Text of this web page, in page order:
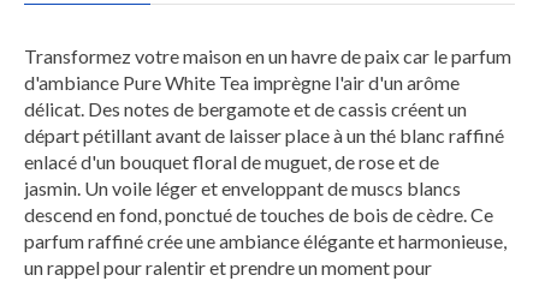
Transformez votre maison en un havre de paix car le parfum
d'ambiance Pure White Tea imprègne l'air d'un arôme
délicat. Des notes de bergamote et de cassis créent un
départ pétillant avant de laisser place à un thé blanc raffiné
enlacé d'un bouquet floral de muguet, de rose et de
jasmin. Un voile léger et enveloppant de muscs blancs
descend en fond, ponctué de touches de bois de cèdre. Ce
parfum raffiné crée une ambiance élégante et harmonieuse,
un rappel pour ralentir et prendre un moment pour